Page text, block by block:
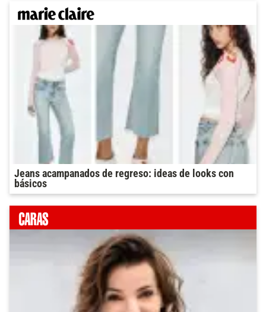
Jeans acampanados de regreso: ideas de looks con
básicos